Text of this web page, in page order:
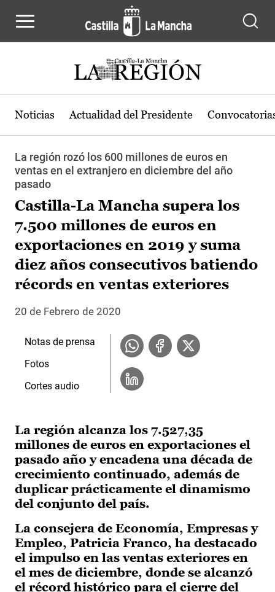
Noticias Actualidad del Presidente
La región rozó los 600 millones de euros en
ventas en el extranjero en diciembre del año
pasado
Castilla-La Mancha supera los
7.500 millones de euros en
exportaciones en 2019 y suma
diez años consecutivos batiendo
récords en ventas exteriores
20 de Febrero de 2020
La región alcanza los 7.527,35
millones de euros en exportaciones el
pasado año y encadena una década de
crecimiento continuado, además de
duplicar prácticamente el dinamismo
del conjunto del país.
La consejera de Economía, Empresas y
Empleo, Patricia Franco, ha destacado
el impulso en las ventas exteriores en
el mes de diciembre, donde se alcanzó
el récord histórico para el cierre del
Notas de prensa
Fotos
Cortes audio